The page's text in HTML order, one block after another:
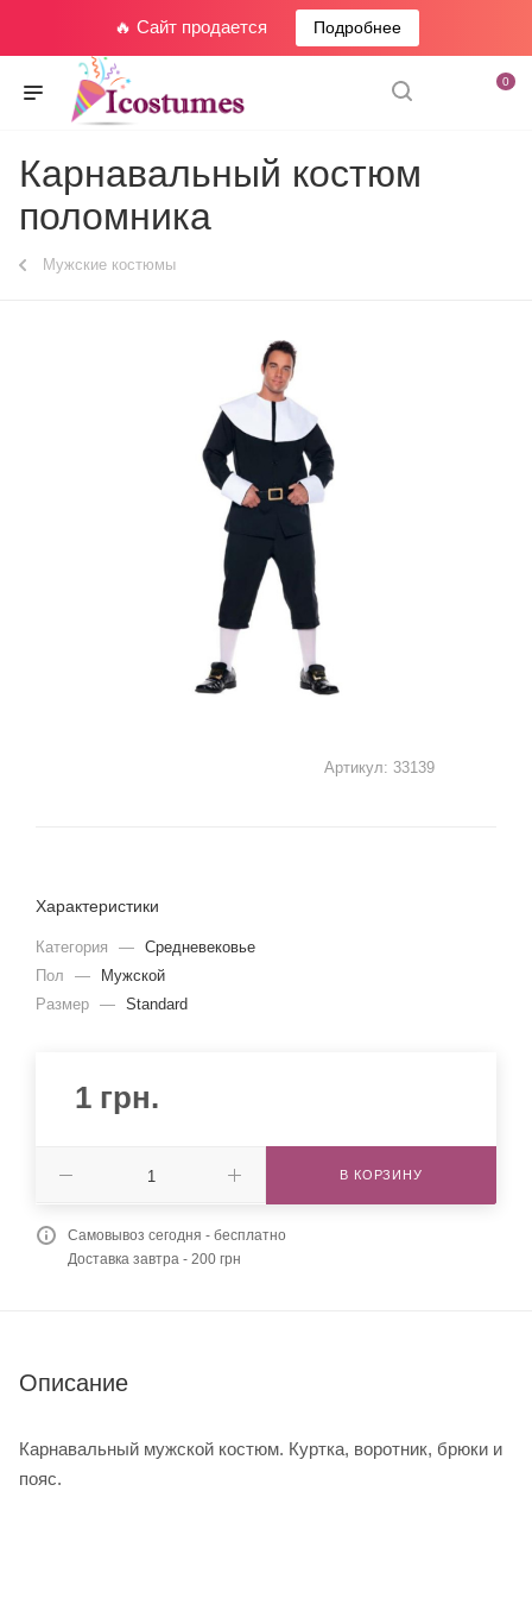
🔥 Сайт продается Подробнее
0
Карнавальный костюм
поломника
Мужские костюмы
Артикул: 33139
Характеристики
Категория — Средневековье
Пол
—
Мужской
Размер — Standard
1 грн.
В КОРЗИНУ
Самовывоз сегодня - бесплатно
Доставка завтра - 200 грн
Описание
Карнавальный мужской костюм. Куртка, воротник, брюки и
пояс.